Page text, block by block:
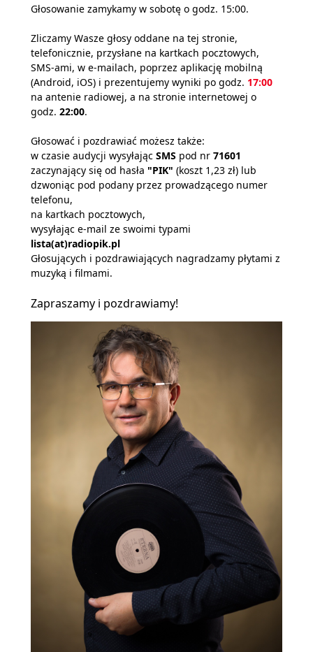
Głosowanie zamykamy w sobotę o godz. 15:00.
Zliczamy Wasze głosy oddane na tej stronie,
telefonicznie, przysłane na kartkach pocztowych,
SMS-ami, w e-mailach, poprzez aplikację mobilną
(Android, iOS) i prezentujemy wyniki po godz. 17:00
na antenie radiowej, a na stronie internetowej o
godz. 22:00.
Głosować i pozdrawiać możesz także:
w czasie audycji wysyłając SMS pod nr 71601
zaczynający się od hasła "PIK" (koszt 1,23 zł) lub
dzwoniąc pod podany przez prowadzącego numer
telefonu,
na kartkach pocztowych,
wysyłając e-mail ze swoimi typami
lista(at)radiopik.pl
Głosujących i pozdrawiających nagradzamy płytami z
muzyką i filmami.
Zapraszamy i pozdrawiamy!